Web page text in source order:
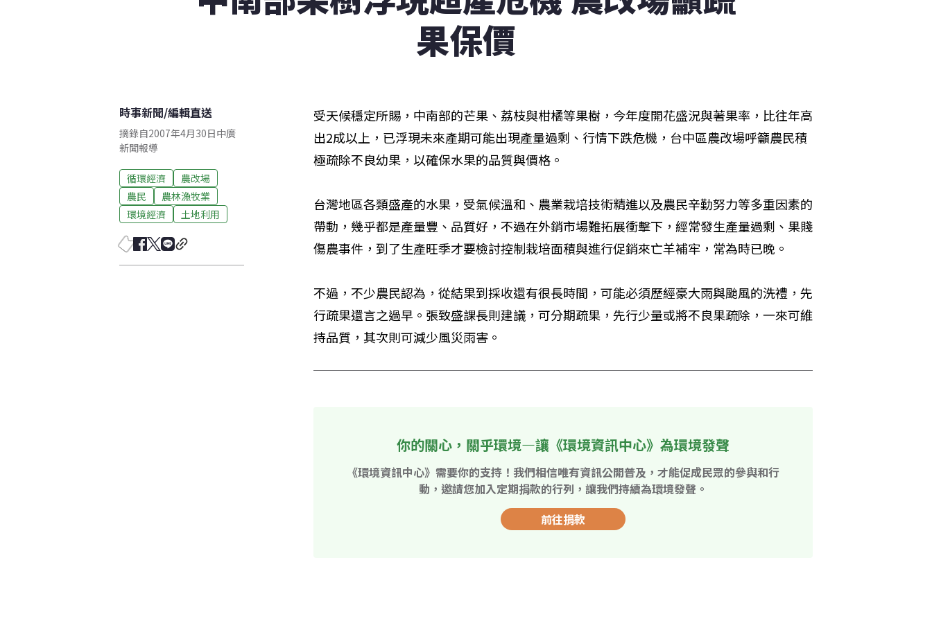
果保價
時事新聞/編輯直送
摘錄自2007年4月30日中廣
新聞報導
循環經濟
農改場
農民
農林漁牧業
環境經濟
土地利用
受天候穩定所賜，中南部的芒果、荔枝與柑橘等果樹，今年度開花盛況與著果率，比往年高
出2成以上，已浮現未來產期可能出現產量過剩、行情下跌危機，台中區農改場呼籲農民積
極疏除不良幼果，以確保水果的品質與價格。
台灣地區各類盛產的水果，受氣候溫和、農業栽培技術精進以及農民辛勤努力等多重因素的
帶動，幾乎都是產量豐、品質好，不過在外銷市場難拓展衝擊下，經常發生產量過剩、果賤
傷農事件，到了生產旺季才要檢討控制栽培面積與進行促銷來亡羊補牢，常為時已晚。
不過，不少農民認為，從結果到採收還有很長時間，可能必須歷經豪大雨與颱風的洗禮，先
行疏果還言之過早。張致盛課長則建議，可分期疏果，先行少量或將不良果疏除，一來可維
持品質，其次則可減少風災雨害。
你的關心，關乎環境—讓《環境資訊中心》為環境發聲
《環境資訊中心》需要你的支持！我們相信唯有資訊公開普及，才能促成民眾的參與和行
動，邀請您加入定期捐款的行列，讓我們持續為環境發聲。
前往捐款